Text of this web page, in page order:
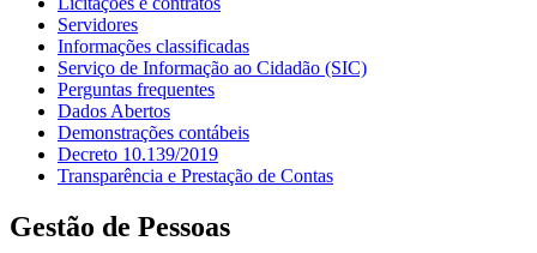
Servidores
Informações classificadas
Serviço de Informação ao Cidadão (SIC)
Perguntas frequentes
Dados Abertos
Demonstrações contábeis
Decreto 10.139/2019
Transparência e Prestação de Contas
Gestão de Pessoas